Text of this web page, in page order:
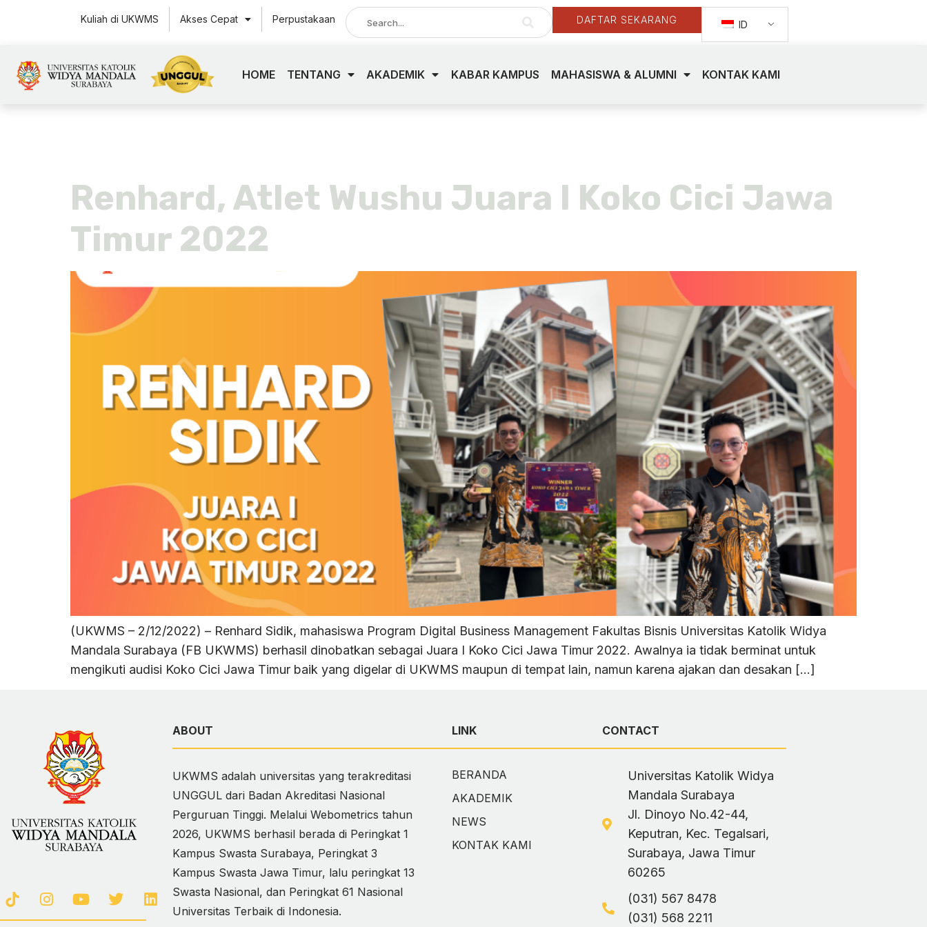
Kuliah di UKWMS Akses Cepat Perpustakaan DAFTAR SEKARANG ID
HOME TENTANG AKADEMIK KABAR KAMPUS MAHASISWA & ALUMNI KONTAK KAMI
Renhard, Atlet Wushu Juara I Koko Cici Jawa
Timur 2022
(UKWMS – 2/12/2022) – Renhard Sidik, mahasiswa Program Digital Business Management Fakultas Bisnis Universitas Katolik Widya
Mandala Surabaya (FB UKWMS) berhasil dinobatkan sebagai Juara I Koko Cici Jawa Timur 2022. Awalnya ia tidak berminat untuk
mengikuti audisi Koko Cici Jawa Timur baik yang digelar di UKWMS maupun di tempat lain, namun karena ajakan dan desakan […]
ABOUT
UKWMS adalah universitas yang terakreditasi
UNGGUL dari Badan Akreditasi Nasional
Perguruan Tinggi. Melalui Webometrics tahun
2026, UKWMS berhasil berada di Peringkat 1
Kampus Swasta Surabaya, Peringkat 3
Kampus Swasta Jawa Timur, lalu peringkat 13
Swasta Nasional, dan Peringkat 61 Nasional
Universitas Terbaik di Indonesia.
LINK
BERANDA
AKADEMIK
NEWS
KONTAK KAMI
CONTACT
Universitas Katolik Widya
Mandala Surabaya
Jl. Dinoyo No.42-44,
Keputran, Kec. Tegalsari,
Surabaya, Jawa Timur
60265
(031) 567 8478
(031) 568 2211